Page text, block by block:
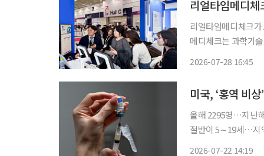
리얼타임메디체크가
메디체크는 과학기
2026-07-28 16:45
미국, ‘홍역 비
올해 2295명…지난
절반이 5∼19세…지
2026-07-22 14:19